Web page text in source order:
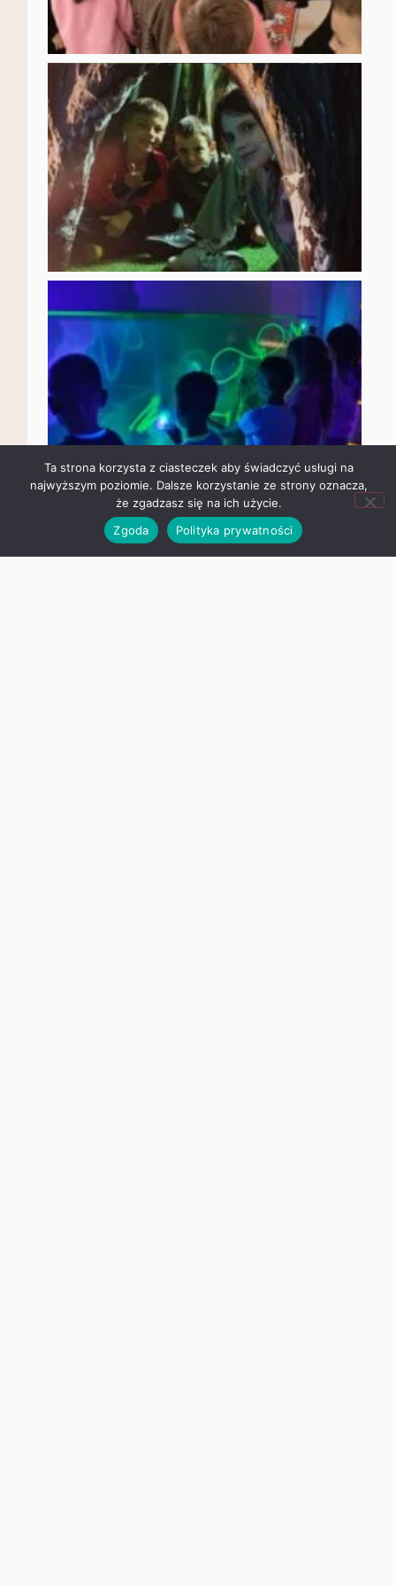
Ta strona korzysta z ciasteczek aby świadczyć usługi na
najwyższym poziomie. Dalsze korzystanie ze strony oznacza,
że zgadzasz się na ich użycie.
Zgoda
Polityka prywatności